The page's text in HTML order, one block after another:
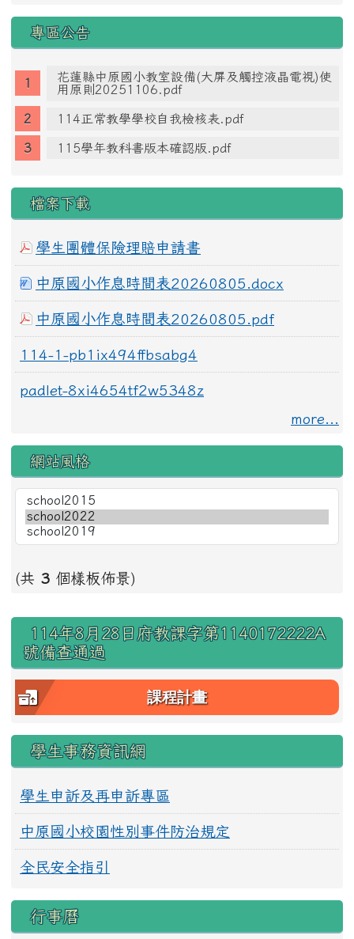
專區公告
花蓮縣中原國小教室設備(大屏及觸控液晶電視)使
用原則20251106.pdf
114正常教學學校自我檢核表.pdf
115學年教科書版本確認版.pdf
檔案下載
學生團體保險理賠申請書
中原國小作息時間表20260805.docx
中原國小作息時間表20260805.pdf
114-1-pb1ix494ffbsabg4
padlet-8xi4654tf2w5348z
more...
網站風格
(共 3 個樣板佈景)
右邊區域內容
114年8月28日府教課字第1140172222A
號備查通過
課程計畫
學生事務資訊網
學生申訴及再申訴專區
中原國小校園性別事件防治規定
全民安全指引
行事曆